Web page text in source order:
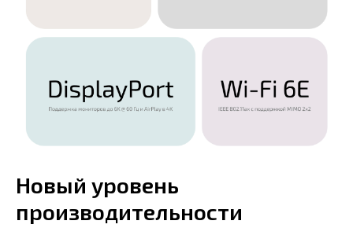
Новый уровень
производительности